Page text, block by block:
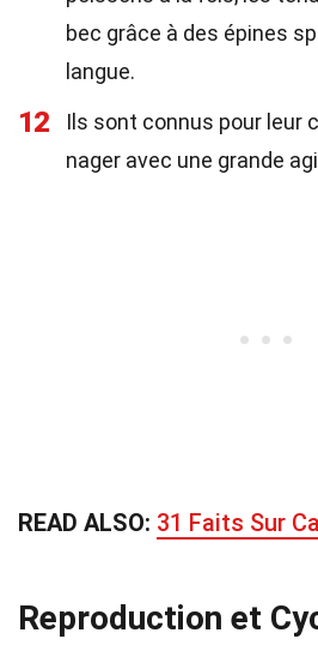
bec grâce à des épines
langue.
12
Ils sont connus pour leur
nager avec une grande
READ ALSO: 31 Faits Sur
Reproduction et